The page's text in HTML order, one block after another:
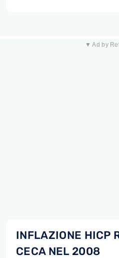
▼ Ad by
INFLAZIONE HICP
CECA NEL 2008